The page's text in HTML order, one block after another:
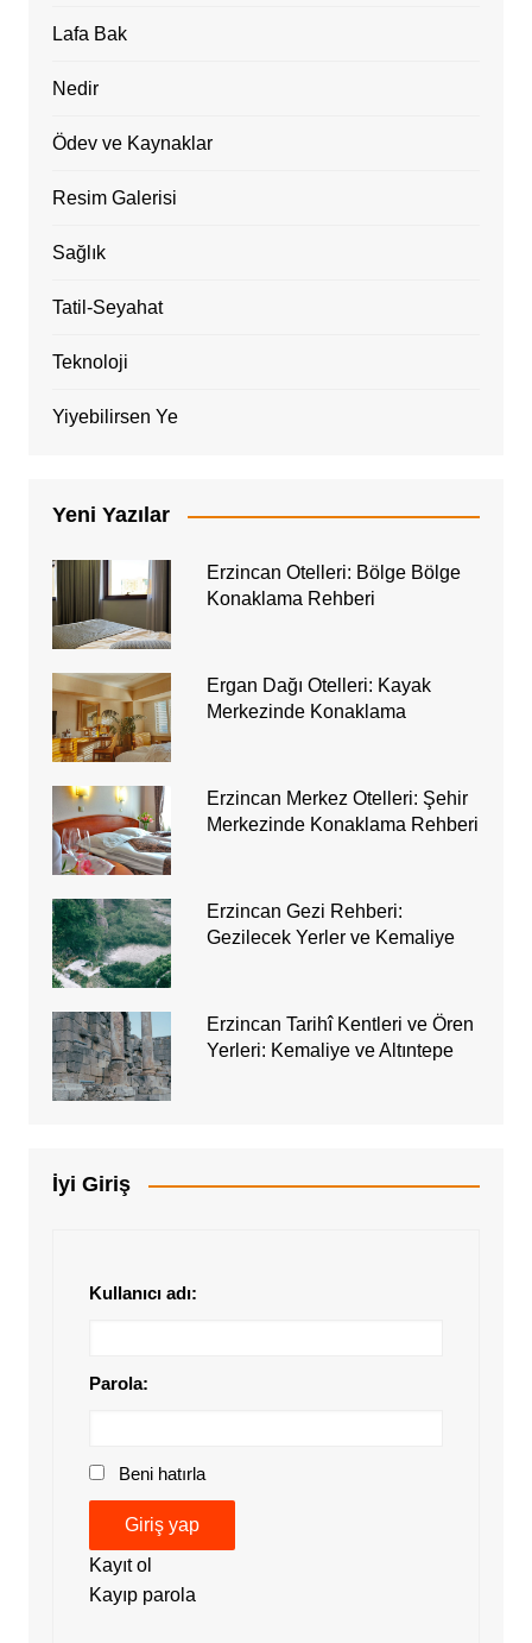
Lafa Bak
Nedir
Ödev ve Kaynaklar
Resim Galerisi
Sağlık
Tatil-Seyahat
Teknoloji
Yiyebilirsen Ye
Yeni Yazılar
Erzincan Otelleri: Bölge Bölge
Konaklama Rehberi
Ergan Dağı Otelleri: Kayak
Merkezinde Konaklama
Erzincan Merkez Otelleri: Şehir
Merkezinde Konaklama Rehberi
Erzincan Gezi Rehberi:
Gezilecek Yerler ve Kemaliye
Erzincan Tarihî Kentleri ve Ören
Yerleri: Kemaliye ve Altıntepe
İyi Giriş
Kullanıcı adı:
Parola:
Beni hatırla
Giriş yap
Kayıt ol
Kayıp parola